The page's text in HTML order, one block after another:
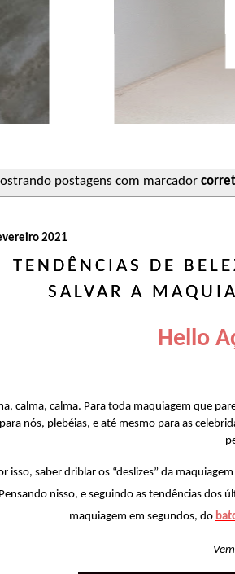
postagens com marcador
2021
TENDÊNCIAS DE
SALVAR A
Hello
calma, calma. Para toda maquiagem que
para nós, plebéias, e até mesmo para as
isso, saber driblar os “deslizes” da
Pensando nisso, e seguindo as tendências dos
maquiagem em segundos, do